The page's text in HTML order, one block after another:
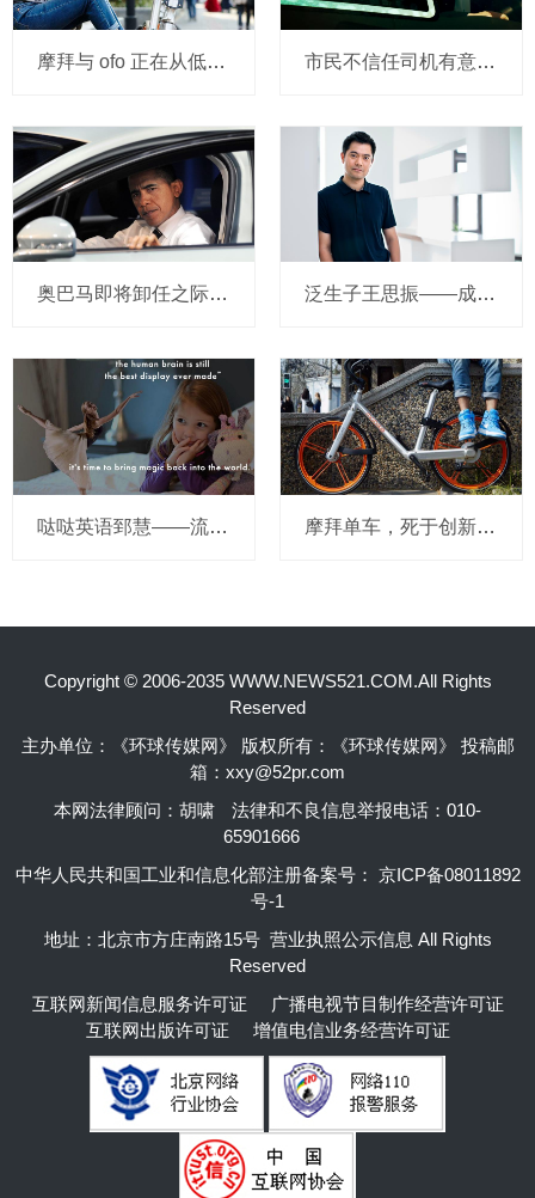
摩拜与 ofo 正在从低端出发颠覆滴滴？三家的机会与风险 市民不信任司机有意见，Uber的匹兹堡自动驾驶路试难度不小，路况也来捣乱
奥巴马即将卸任之际，要让无人驾驶汽车合法化？ 泛生子王思振——成立两年，融资数亿，基因检测如何帮助人类战胜癌症？
哒哒英语郅慧——流量这杯毒酒，你还喝吗？ 摩拜单车，死于创新的一百万种方式
Copyright © 2006-2035 WWW.NEWS521.COM.All Rights
Reserved
主办单位：《环球传媒网》 版权所有：《环球传媒网》 投稿邮
箱：xxy@52pr.com
本网法律顾问：胡啸
法律和不良信息举报电话：010-
65901666
中华人民共和国工业和信息化部注册备案号： 京ICP备08011892
号-1
地址：北京市方庄南路15号 营业执照公示信息 All Rights
Reserved
互联网新闻信息服务许可证
广播电视节目制作经营许可证
互联网出版许可证
增值电信业务经营许可证